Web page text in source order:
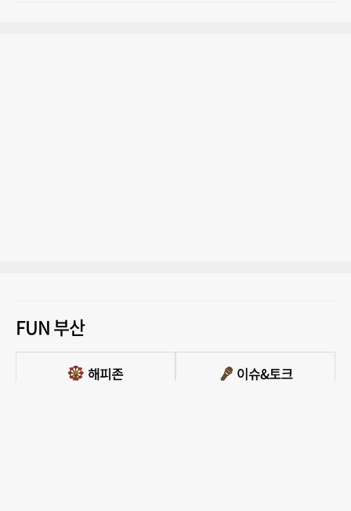
FUN 부산